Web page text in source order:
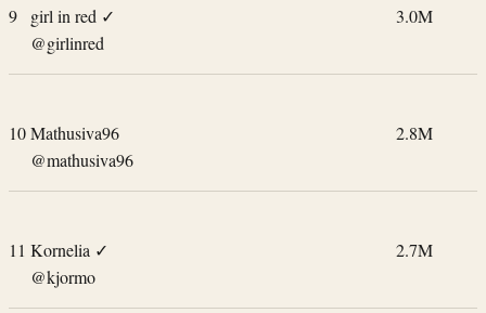
9 girl in red ✓
@girlinred
3.0M
10Mathusiva96
@mathusiva96
2.8M
11 Kornelia ✓
@kjormo
2.7M